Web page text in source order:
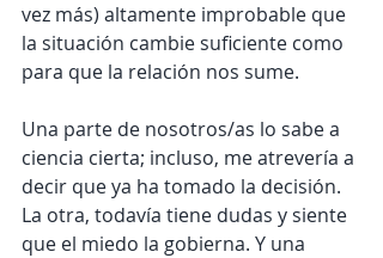
vez más) altamente improbable que
la situación cambie suficiente como
para que la relación nos sume.
Una parte de nosotros/as lo sabe a
ciencia cierta; incluso, me atrevería a
decir que ya ha tomado la decisión.
La otra, todavía tiene dudas y siente
que el miedo la gobierna. Y una